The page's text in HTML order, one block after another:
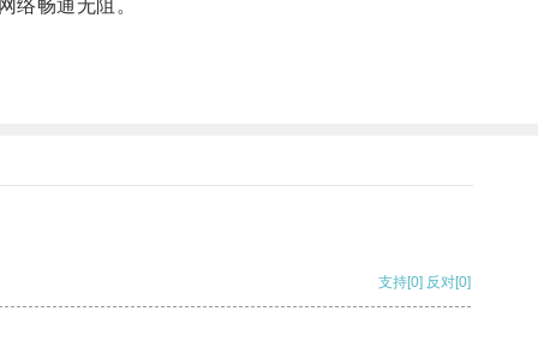
畅通无阻。
支持[0] 反对[0]